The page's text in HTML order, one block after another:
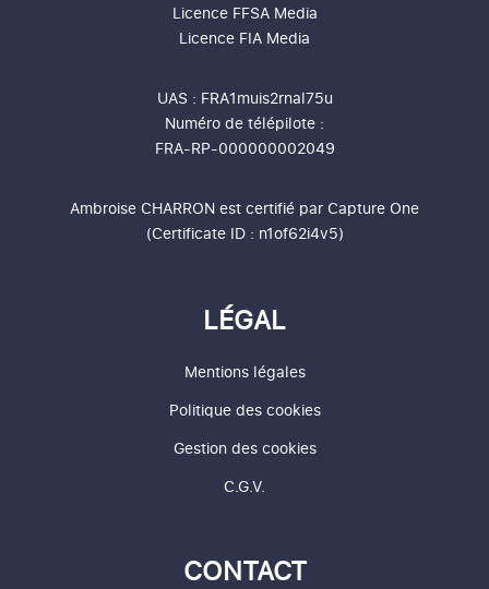
Licence FFSAMedia
Licence FIA Media
UAS : FRA1muis2rnal75u
Numéro de télépilote :
FRA-RP-000000002049
Ambroise CHARRON est certifié par Capture One
(Certificate ID : n1of62i4v5)
LÉGAL
Mentions légales
Politique des cookies
Gestion des cookies
C.G.V.
CONTACT